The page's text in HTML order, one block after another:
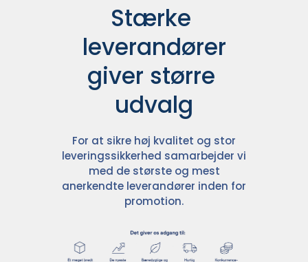
Stærke
leverandører
giver større
udvalg
For at sikre høj kvalitet og stor
leveringssikkerhed samarbejder vi
med de største og mest
anerkendte leverandører inden for
promotion.